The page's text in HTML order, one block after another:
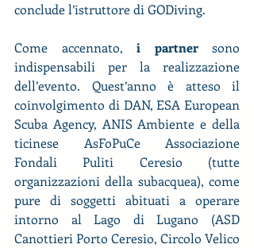
conclude l’istruttore di GODiving.
Come accennato, i partner sono
indispensabili per la realizzazione
dell’evento. Quest’anno è atteso il
coinvolgimento di DAN, ESA European
Scuba Agency, ANIS Ambiente e della
ticinese AsFoPuCe Associazione
Fondali Puliti Ceresio (tutte
organizzazioni della subacquea), come
pure di soggetti abituati a operare
intorno al Lago di Lugano (ASD
Canottieri Porto Ceresio, Circolo Velico